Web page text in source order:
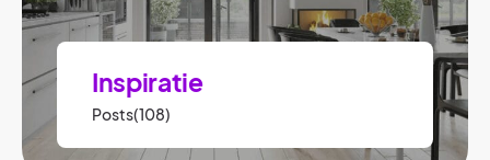
Inspiratie
Posts(108)